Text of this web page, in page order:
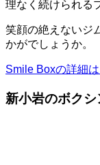
理なく続けられる
笑顔の絶えないジ
かがでしょうか。
Smile Boxの詳細
新小岩のボク